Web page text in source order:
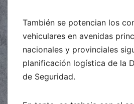
También se potencian los
vehiculares en avenidas
nacionales y provinciales
planificación logística de la
de Seguridad.